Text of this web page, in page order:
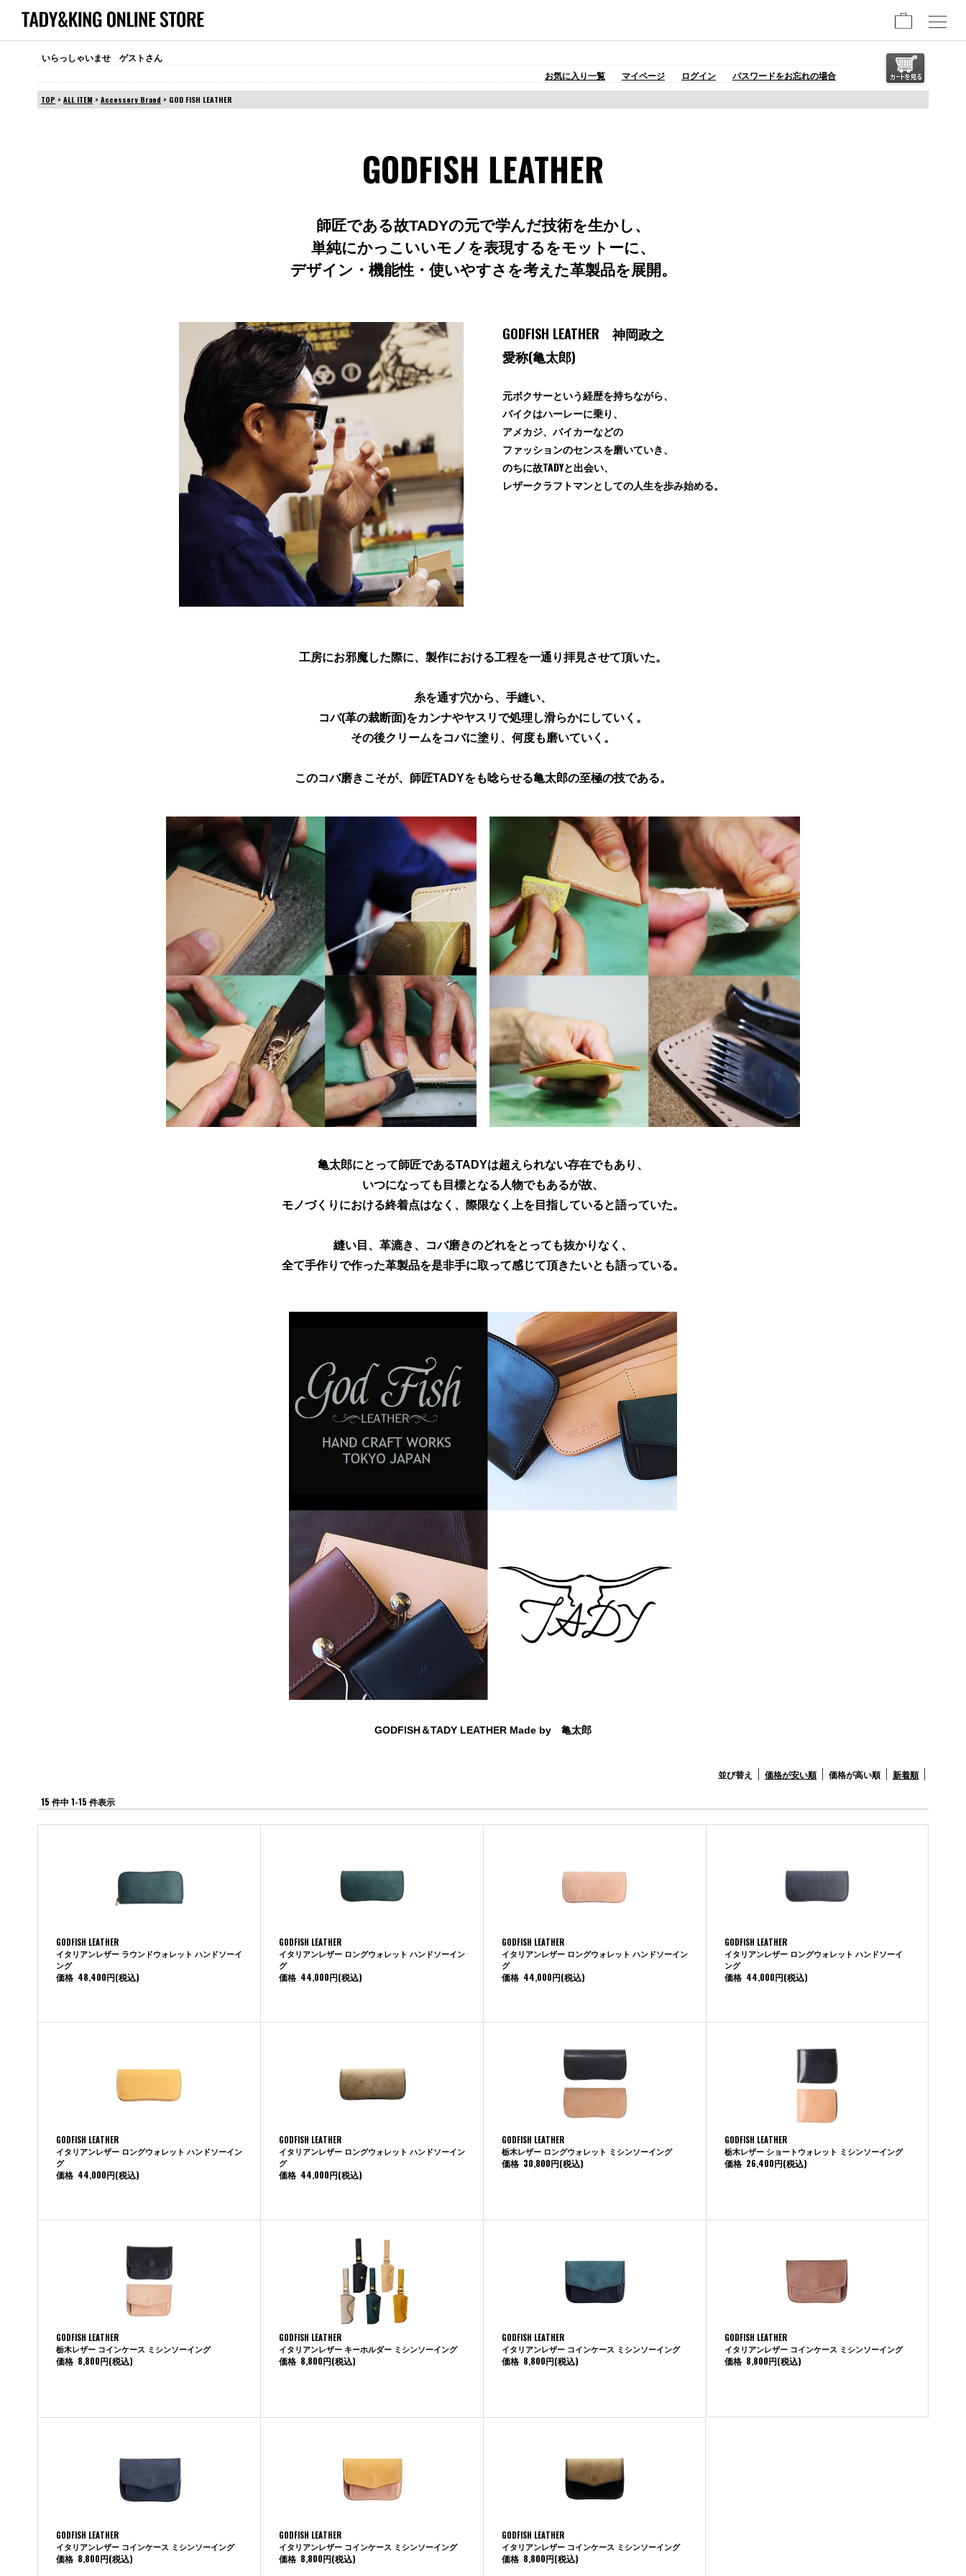
いらっしゃいませ ゲストさん
お気に入り一覧
マイページ ログイン パスワードをお忘れの場合
TOP > ALL ITEM > Accessory Brand > GOD FISH LEATHER
GODFISH LEATHER
師匠である故TADYの元で学んだ技術を生かし、
単純にかっこいいモノを表現するをモットーに、
デザイン・機能性・使いやすさを考えた革製品を展開。
GODFISH LEATHER 神岡政之
愛称(亀太郎)
元ボクサーという経歴を持ちながら、
バイクはハーレーに乗り、
アメカジ、バイカーなどの
ファッションのセンスを磨いていき、
のちに故TADYと出会い、
レザークラフトマンとしての人生を歩み始める。
工房にお邪魔した際に、製作における工程を一通り拝見させて頂いた。
糸を通す穴から、手縫い、
コバ(革の裁断面)をカンナやヤスリで処理し滑らかにしていく。
その後クリームをコバに塗り、何度も磨いていく。
このコバ磨きこそが、師匠TADYをも唸らせる亀太郎の至極の技である。
亀太郎にとって師匠であるTADYは超えられない存在でもあり、
いつになっても目標となる人物でもあるが故、
モノづくりにおける終着点はなく、際限なく上を目指していると語っていた。
縫い目、革漉き、コバ磨きのどれをとっても抜かりなく、
全て手作りで作った革製品を是非手に取って感じて頂きたいとも語っている。
GODFISH＆TADY LEATHER Made by 亀太郎
並び替え 価格が安い順 価格が高い順 新着順
15 件中 1-15 件表示
GODFISH LEATHER
イタリアンレザー ラウンドウォレット ハンドソーイ
ング
価格 48,400円(税込)
GODFISH LEATHER
イタリアンレザー ロングウォレット ハンドソーイン
グ
価格 44,000円(税込)
GODFISH LEATHER
イタリアンレザー ロングウォレット ハンドソーイン
グ
価格 44,000円(税込)
GODFISH LEATHER
イタリアンレザー ロングウォレット ハンドソーイ
ング
価格 44,000円(税込)
GODFISH LEATHER
イタリアンレザー ロングウォレット ハンドソーイン
グ
価格 44,000円(税込)
GODFISH LEATHER
イタリアンレザー ロングウォレット ハンドソーイン
グ
価格 44,000円(税込)
GODFISH LEATHER
栃木レザー ロングウォレット ミシンソーイング
価格 30,800円(税込)
GODFISH LEATHER
栃木レザー ショートウォレット ミシンソーイング
価格 26,400円(税込)
GODFISH LEATHER
栃木レザー コインケース ミシンソーイング
価格 8,800円(税込)
GODFISH LEATHER
イタリアンレザー キーホルダー ミシンソーイング
価格 8,800円(税込)
GODFISH LEATHER
イタリアンレザー コインケース ミシンソーイング
価格 8,800円(税込)
GODFISH LEATHER
イタリアンレザー コインケース ミシンソーイング
価格 8,800円(税込)
GODFISH LEATHER
イタリアンレザー コインケース ミシンソーイング
価格 8,800円(税込)
GODFISH LEATHER
イタリアンレザー コインケース ミシンソーイング
価格 8,800円(税込)
GODFISH LEATHER
イタリアンレザー コインケース ミシンソーイング
価格 8,800円(税込)